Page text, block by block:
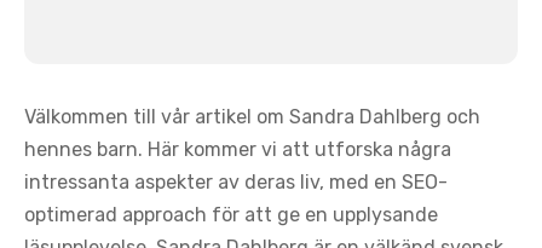
Välkommen till vår artikel om Sandra Dahlberg och
hennes barn. Här kommer vi att utforska några
intressanta aspekter av deras liv, med en SEO-
optimerad approach för att ge en upplysande